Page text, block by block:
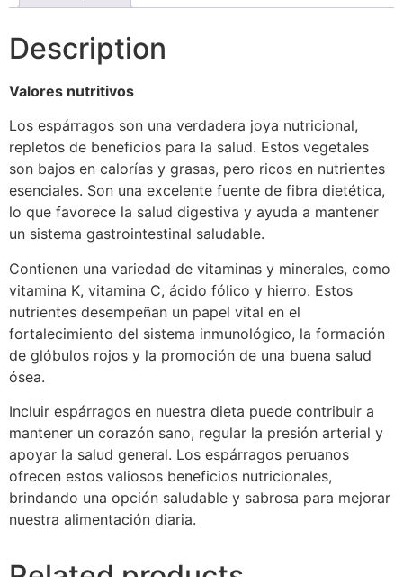
Description
Valores nutritivos
Los espárragos son una verdadera joya nutricional,
repletos de beneficios para la salud. Estos vegetales
son bajos en calorías y grasas, pero ricos en nutrientes
esenciales. Son una excelente fuente de fibra dietética,
lo que favorece la salud digestiva y ayuda a mantener
un sistema gastrointestinal saludable.
Contienen una variedad de vitaminas y minerales, como
vitamina K, vitamina C, ácido fólico y hierro. Estos
nutrientes desempeñan un papel vital en el
fortalecimiento del sistema inmunológico, la formación
de glóbulos rojos y la promoción de una buena salud
ósea.
Incluir espárragos en nuestra dieta puede contribuir a
mantener un corazón sano, regular la presión arterial y
apoyar la salud general. Los espárragos peruanos
ofrecen estos valiosos beneficios nutricionales,
brindando una opción saludable y sabrosa para mejorar
nuestra alimentación diaria.